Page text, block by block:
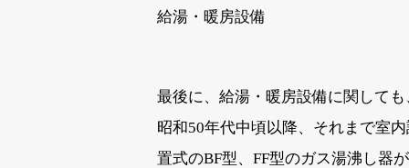
給湯・暖房設備
最後に、給湯・暖房設備に関しても
昭和50年代中頃以降、それまで室
置式のBF型、FF型のガス湯沸し器